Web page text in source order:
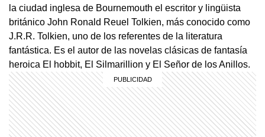
la ciudad inglesa de Bournemouth el escritor y lingüista
británico John Ronald Reuel Tolkien, más conocido como
J.R.R. Tolkien, uno de los referentes de la literatura
fantástica. Es el autor de las novelas clásicas de fantasía
heroica El hobbit, El Silmarillion y El Señor de los Anillos.